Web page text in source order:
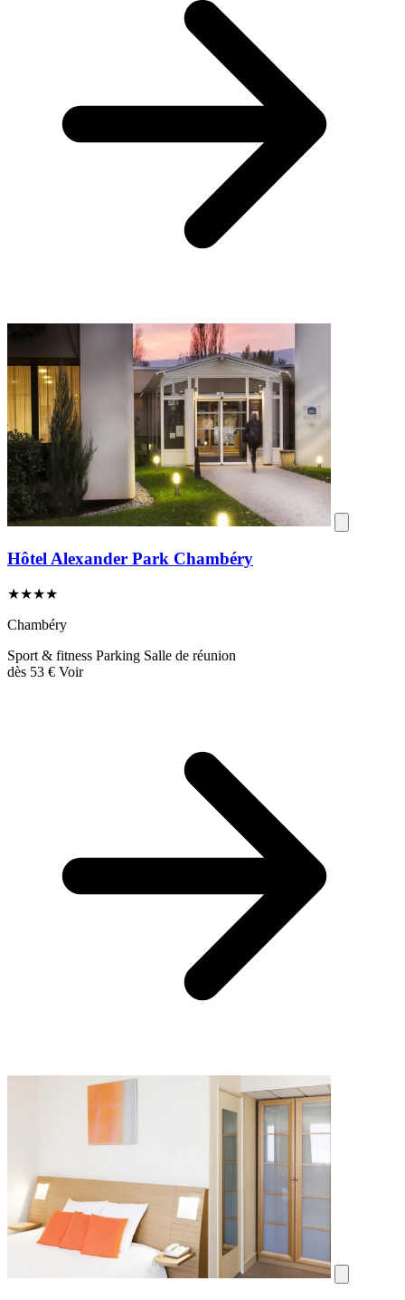
Hôtel Alexander Park Chambéry
★★★★
Chambéry
Sport & fitness Parking Salle de réunion
dès 53 € Voir